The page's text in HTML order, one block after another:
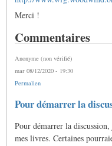
Merci !
Commentaires
Anonyme (non vérifié)
mar 08/12/2020 - 19:30
Permalien
Pour démarrer la
Pour démarrer la
mes livres. Certaines